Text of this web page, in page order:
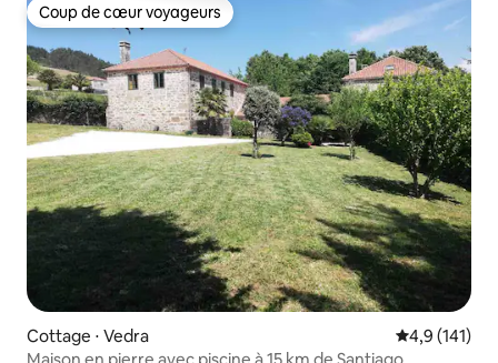
Coup de cœur voyageurs
Coup de cœur voyageurs
Cottage ⋅ Vedra Évaluation
4,9 (141)
Maison en pierre avec piscine à 15 km de Santiago